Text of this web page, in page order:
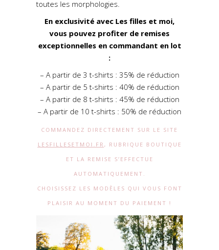
toutes les morphologies.
En exclusivité avec Les filles et moi,
vous pouvez profiter de remises
exceptionnelles en commandant en lot
:
– A partir de 3 t-shirts : 35% de réduction
– A partir de 5 t-shirts : 40% de réduction
– A partir de 8 t-shirts : 45% de réduction
– A partir de 10 t-shirts : 50% de réduction
COMMANDEZ DIRECTEMENT SUR LE SITE
LESFILLESETMOI.FR , RUBRIQUE BOUTIQUE
ET LA REMISE S’EFFECTUE
AUTOMATIQUEMENT.
CHOISISSEZ LES MODÈLES QUI VOUS FONT
PLAISIR AU MOMENT DU PAIEMENT !